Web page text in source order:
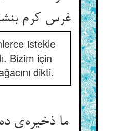
غرس کرم
istekle
Bizim için
dikti.
ما ذخیره‌ی